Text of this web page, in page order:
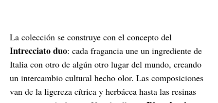
La colección se construye con el concepto del
Intrecciato duo: cada fragancia une un ingrediente de
Italia con otro de algún otro lugar del mundo, creando
un intercambio cultural hecho olor. Las composiciones
van de la ligereza cítrica y herbácea hasta las resinas